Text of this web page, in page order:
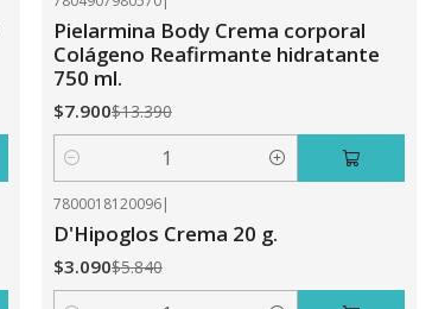
Pielarmina Body Crema corporal
Colágeno Reafirmante hidratante
750 ml.
$7.900$13.390
Cantidad
7800018120096|
D'Hipoglos Crema 20 g.
$3.090$5.840